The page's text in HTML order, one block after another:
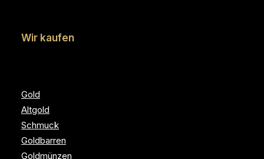
Wir kaufen
Gold
Altgold
Schmuck
Goldbarren
Goldmünzen